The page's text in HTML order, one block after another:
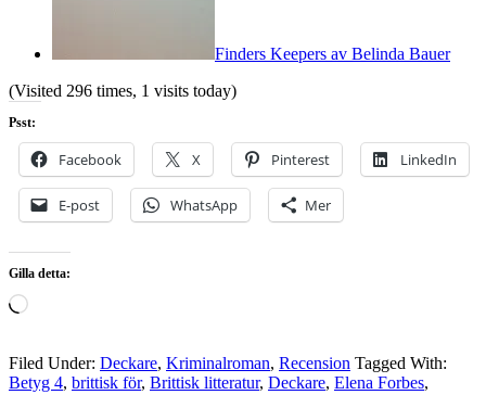
Finders Keepers av Belinda Bauer
(Visited 296 times, 1 visits today)
Psst:
Facebook X Pinterest LinkedIn
E-post WhatsApp Mer
Gilla detta:
Laddar
Filed Under: Deckare, Kriminalroman, Recension Tagged With:
Betyg 4, brittisk för, Brittisk litteratur, Deckare, Elena Forbes,